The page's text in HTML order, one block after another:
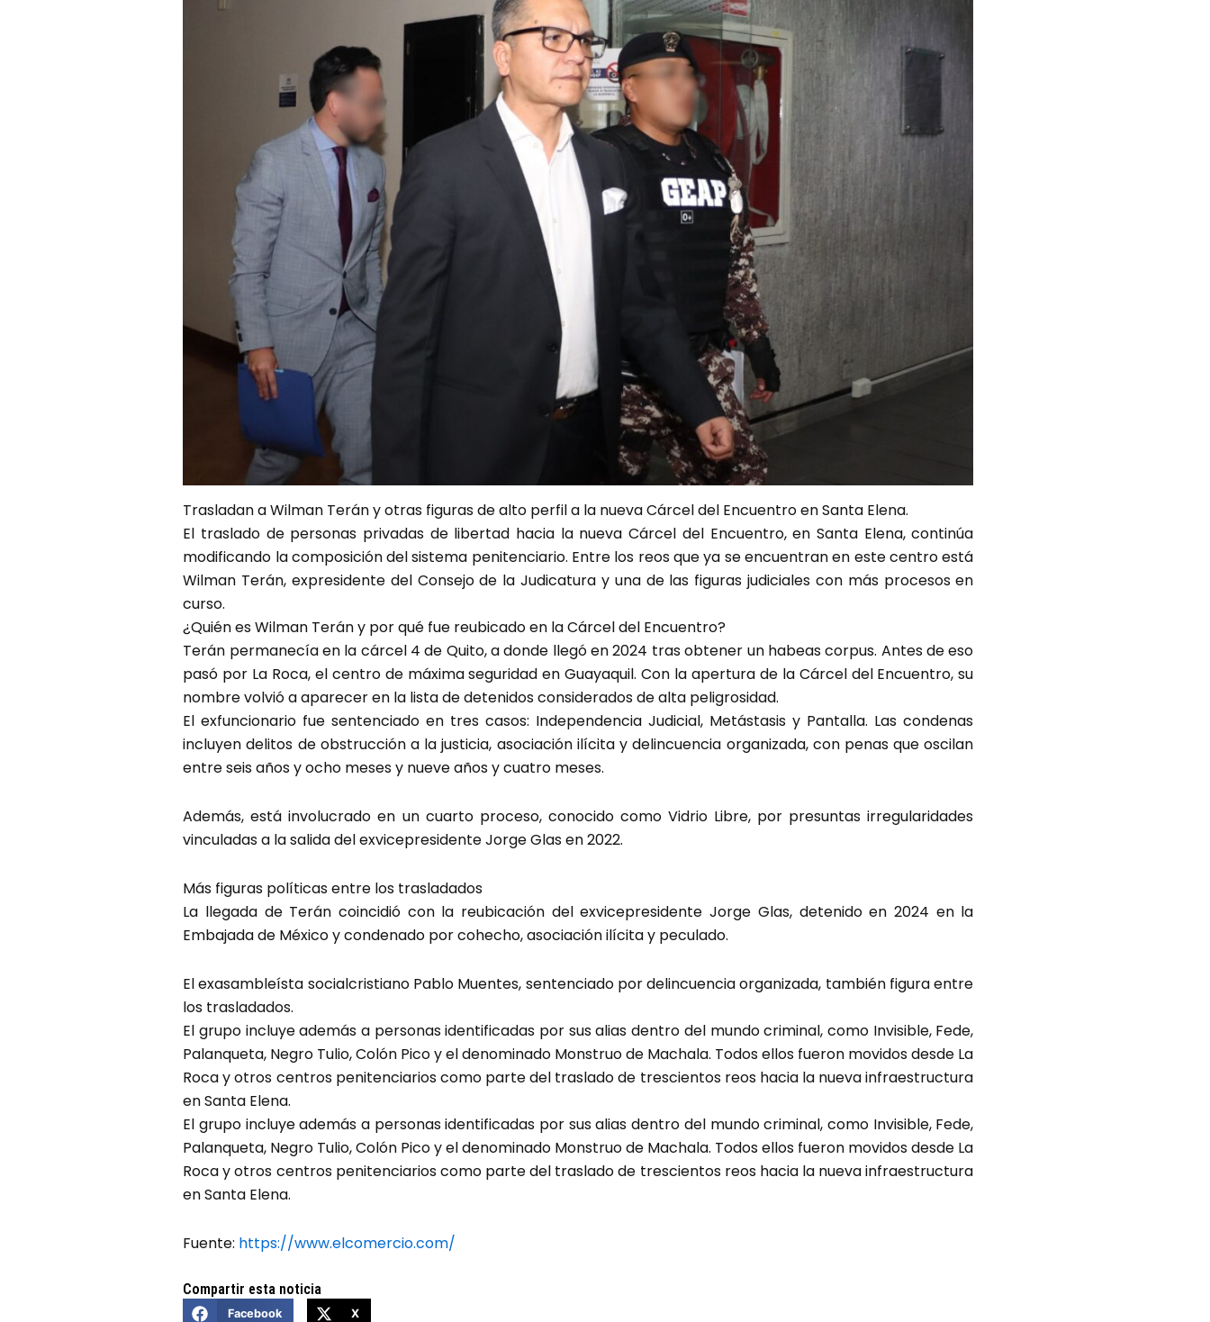
Trasladan a Wilman Terán y otras figuras de alto perfil a la nueva Cárcel del Encuentro en Santa Elena.
El traslado de personas privadas de libertad hacia la nueva Cárcel del Encuentro, en Santa Elena, continúa
modificando la composición del sistema penitenciario. Entre los reos que ya se encuentran en este centro está
Wilman Terán, expresidente del Consejo de la Judicatura y una de las figuras judiciales con más procesos en
curso.
¿Quién es Wilman Terán y por qué fue reubicado en la Cárcel del Encuentro?
Terán permanecía en la cárcel 4 de Quito, a donde llegó en 2024 tras obtener un habeas corpus. Antes de eso
pasó por La Roca, el centro de máxima seguridad en Guayaquil. Con la apertura de la Cárcel del Encuentro, su
nombre volvió a aparecer en la lista de detenidos considerados de alta peligrosidad.
El exfuncionario fue sentenciado en tres casos: Independencia Judicial, Metástasis y Pantalla. Las condenas
incluyen delitos de obstrucción a la justicia, asociación ilícita y delincuencia organizada, con penas que oscilan
entre seis años y ocho meses y nueve años y cuatro meses.
Además, está involucrado en un cuarto proceso, conocido como Vidrio Libre, por presuntas irregularidades
vinculadas a la salida del exvicepresidente Jorge Glas en 2022.
Más figuras políticas entre los trasladados
La llegada de Terán coincidió con la reubicación del exvicepresidente Jorge Glas, detenido en 2024 en la
Embajada de México y condenado por cohecho, asociación ilícita y peculado.
El exasambleísta socialcristiano Pablo Muentes, sentenciado por delincuencia organizada, también figura entre
los trasladados.
El grupo incluye además a personas identificadas por sus alias dentro del mundo criminal, como Invisible, Fede,
Palanqueta, Negro Tulio, Colón Pico y el denominado Monstruo de Machala. Todos ellos fueron movidos desde La
Roca y otros centros penitenciarios como parte del traslado de trescientos reos hacia la nueva infraestructura
en Santa Elena.
El grupo incluye además a personas identificadas por sus alias dentro del mundo criminal, como Invisible, Fede,
Palanqueta, Negro Tulio, Colón Pico y el denominado Monstruo de Machala. Todos ellos fueron movidos desde La
Roca y otros centros penitenciarios como parte del traslado de trescientos reos hacia la nueva infraestructura
en Santa Elena.
Fuente: https://www.elcomercio.com/
Compartir esta noticia
Facebook X